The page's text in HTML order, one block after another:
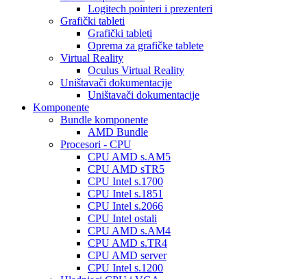
Logitech pointeri i prezenteri
Grafički tableti
Grafički tableti
Oprema za grafičke tablete
Virtual Reality
Oculus Virtual Reality
Uništavači dokumentacije
Uništavači dokumentacije
Komponente
Bundle komponente
AMD Bundle
Procesori - CPU
CPU AMD s.AM5
CPU AMD sTR5
CPU Intel s.1700
CPU Intel s.1851
CPU Intel s.2066
CPU Intel ostali
CPU AMD s.AM4
CPU AMD s.TR4
CPU AMD server
CPU Intel s.1200